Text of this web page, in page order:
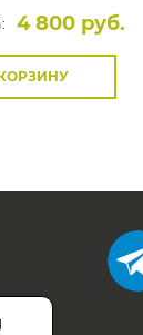
4 800 руб.